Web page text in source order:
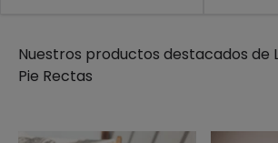
Nuestros productos destacados de
Pie Rectas